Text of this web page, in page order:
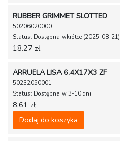
RUBBER GRIMMET SLOTTED
50206020000
Status: Dostępna wkrótce (2025-08-21)
18.27 zł
ARRUELA LISA 6,4X17X3 ZF
50232050001
Status: Dostępna w 3-10 dni
8.61 zł
Dodaj do koszyka